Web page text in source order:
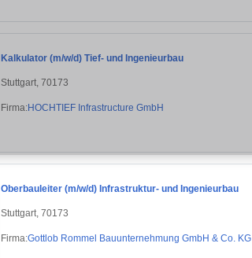
Kalkulator (m/w/d) Tief- und Ingenieurbau
Stuttgart, 70173
Firma:HOCHTIEF Infrastructure GmbH
Oberbauleiter (m/w/d) Infrastruktur- und Ingenieurbau
Stuttgart, 70173
Firma:Gottlob Rommel Bauunternehmung GmbH & Co. KG